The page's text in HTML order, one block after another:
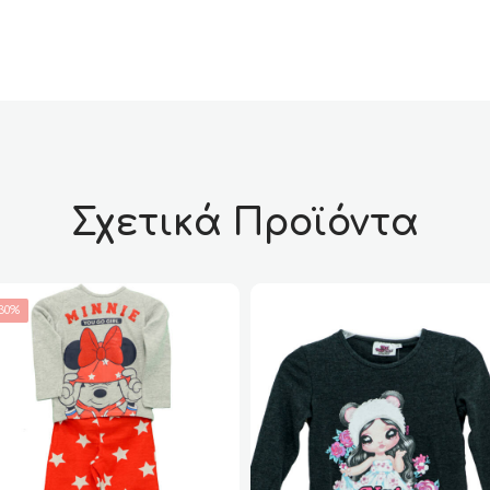
Σχετικά Προϊόντα